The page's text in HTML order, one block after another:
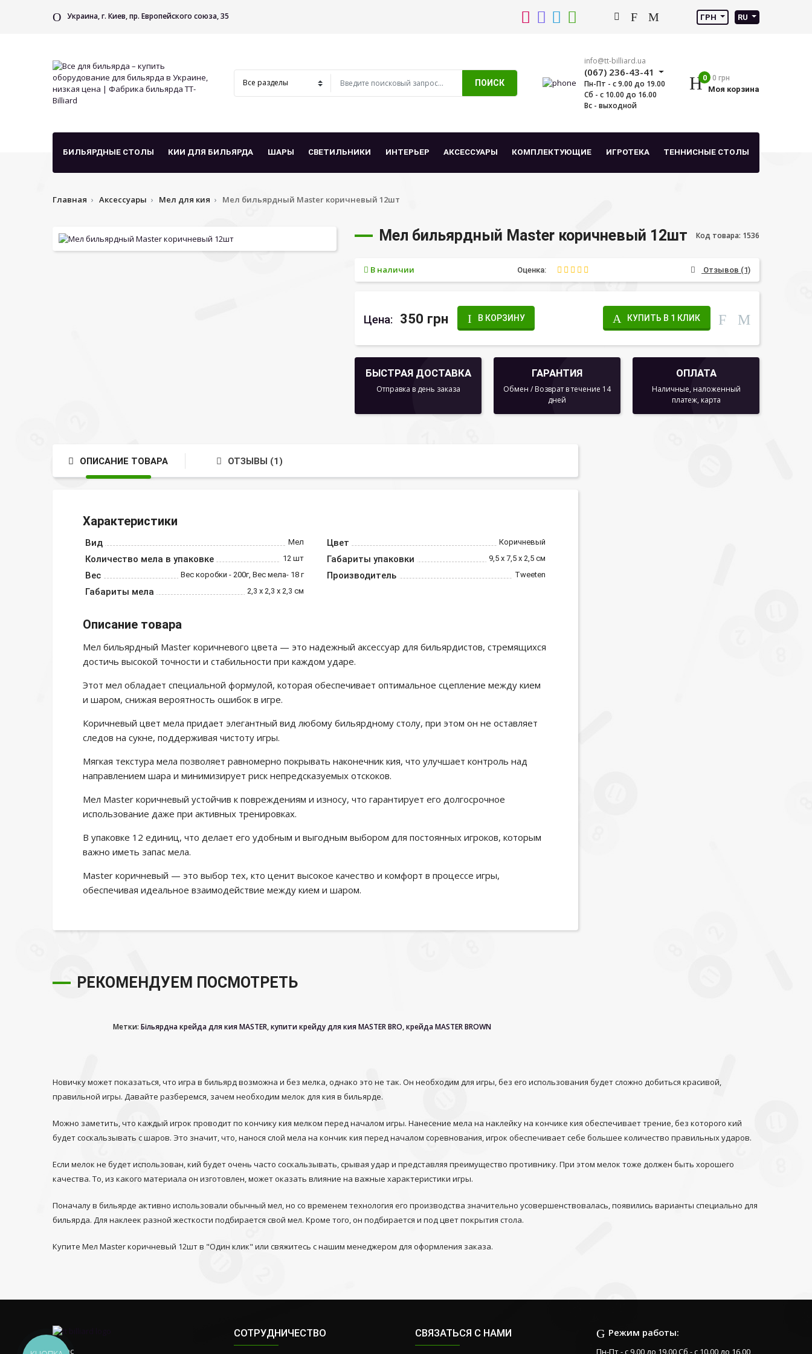
Украина, г. Киев, пр. Европейского союза, 35 ГРН RU
ПОИСК
info@tt-billiard.ua
(067) 236-43-41
Пн-Пт - с 9.00 до 19.00
Сб - с 10.00 до 16.00
Вс - выходной
0 0 грн
Моя корзина
БИЛЬЯРДНЫЕ СТОЛЫ КИИ ДЛЯ БИЛЬЯРДА ШАРЫ СВЕТИЛЬНИКИ ИНТЕРЬЕР АКСЕССУАРЫ КОМПЛЕКТУЮЩИЕ ИГРОТЕКА ТЕННИСНЫЕ СТОЛЫ
Главная Аксессуары Мел для кия Мел бильярдный Master коричневый 12шт
Мел бильярдный Master коричневый 12шт Код товара: 1536
В наличии Оценка: Отзывов (1)
Цена: 350 грн В КОРЗИНУ КУПИТЬ В 1 КЛИК
БЫСТРАЯ ДОСТАВКА
Отправка в день заказа
ГАРАНТИЯ
Обмен / Возврат в течение 14
дней
ОПЛАТА
Наличные, наложенный
платеж, карта
ОПИСАНИЕ ТОВАРА ОТЗЫВЫ (1)
Характеристики
Вид Мел
Количество мела в упаковке 12 шт
Вес Вес коробки - 200г, Вес мела- 18 г
Габариты мела 2,3 х 2,3 х 2,3 см
Цвет Коричневый
Габариты упаковки 9,5 х 7,5 х 2,5 см
Производитель Tweeten
Описание товара
Мел бильярдный Master коричневого цвета — это надежный аксессуар для бильярдистов, стремящихся
достичь высокой точности и стабильности при каждом ударе.
Этот мел обладает специальной формулой, которая обеспечивает оптимальное сцепление между кием
и шаром, снижая вероятность ошибок в игре.
Коричневый цвет мела придает элегантный вид любому бильярдному столу, при этом он не оставляет
следов на сукне, поддерживая чистоту игры.
Мягкая текстура мела позволяет равномерно покрывать наконечник кия, что улучшает контроль над
направлением шара и минимизирует риск непредсказуемых отскоков.
Мел Master коричневый устойчив к повреждениям и износу, что гарантирует его долгосрочное
использование даже при активных тренировках.
В упаковке 12 единиц, что делает его удобным и выгодным выбором для постоянных игроков, которым
важно иметь запас мела.
Master коричневый — это выбор тех, кто ценит высокое качество и комфорт в процессе игры,
обеспечивая идеальное взаимодействие между кием и шаром.
РЕКОМЕНДУЕМ ПОСМОТРЕТЬ
Метки: Більярдна крейда для кия MASTER,купити крейду для кия MASTER BRO,крейда MASTER BROWN
Новичку может показаться, что игра в бильярд возможна и без мелка, однако это не так. Он необходим для игры, без его использования будет сложно добиться красивой,
правильной игры. Давайте разберемся, зачем необходим мелок для кия в бильярде.
Можно заметить, что каждый игрок проводит по кончику кия мелком перед началом игры. Нанесение мела на наклейку на кончике кия обеспечивает трение, без которого кий
будет соскальзывать с шаров. Это значит, что, нанося слой мела на кончик кия перед началом соревнования, игрок обеспечивает себе большее количество правильных ударов.
Если мелок не будет использован, кий будет очень часто соскальзывать, срывая удар и представляя преимущество противнику. При этом мелок тоже должен быть хорошего
качества. То, из какого материала он изготовлен, может оказать влияние на важные характеристики игры.
Поначалу в бильярде активно использовали обычный мел, но со временем технология его производства значительно усовершенствовалась, появились варианты специально для
бильярда. Для наклеек разной жесткости подбирается свой мел. Кроме того, он подбирается и под цвет покрытия стола.
Купите Мел Master коричневый 12шт в "Один клик" или свяжитесь с нашим менеджером для оформления заказа.
О нас
СОТРУДНИЧЕСТВО Режим работы:
Пн-Пт - с 9.00 до 19.00 Сб - с 10.00 до 16.00
СВЯЗАТЬСЯ С НАМИ